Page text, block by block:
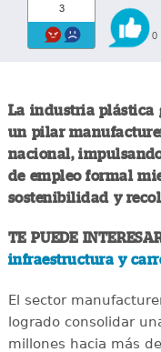
3
0
La industria plástica
un pilar
nacional,
de empleo formal
sostenibilidad y
TE PUEDE
infraestructura y
El sector
logrado consolidar
millones hacia más